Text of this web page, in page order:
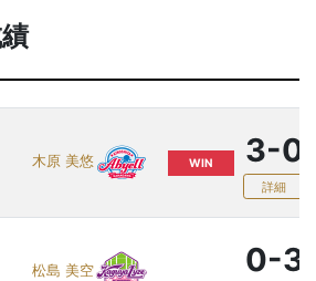
木原 美悠 WIN 3-0
詳細
松島 美空 0-3